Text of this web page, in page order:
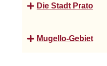
Die Stadt Prato
Mugello-Gebiet